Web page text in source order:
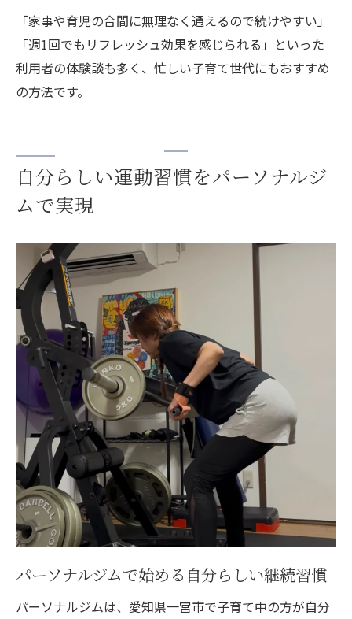
「家事や育児の合間に無理なく通えるので続けやすい」
「週1回でもリフレッシュ効果を感じられる」といった
利用者の体験談も多く、忙しい子育て世代にもおすすめ
の方法です。
自分らしい運動習慣をパーソナルジ
ムで実現
パーソナルジムで始める自分らしい継続習慣
パーソナルジムは、愛知県一宮市で子育て中の方が自分